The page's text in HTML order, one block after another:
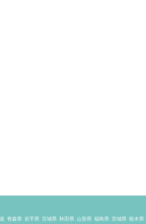
青森県 岩手県 宮城県 秋田県 山形県 福島県 茨城県 栃木県